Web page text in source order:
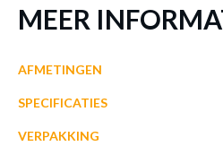
MEER
AFMETINGEN
SPECIFICATIES
VERPAKKING